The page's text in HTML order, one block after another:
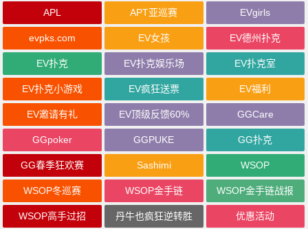
APL APT亚巡赛 EVgirls
evpks.com EV女孩 EV德州扑克
EV扑克 EV扑克娱乐场 EV扑克室
EV扑克小游戏 EV疯狂送票 EV福利
EV邀请有礼 EV顶级反馈60% GGCare
GGpoker GGPUKE GG扑克
GG春季狂欢赛 Sashimi WSOP
WSOP冬巡赛 WSOP金手链 WSOP金手链战报
WSOP高手过招 丹牛也疯狂逆转胜 优惠活动